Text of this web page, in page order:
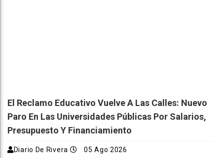
El Reclamo Educativo Vuelve A Las Calles: Nuevo
Paro En Las Universidades Públicas Por Salarios,
Presupuesto Y Financiamiento
Diario De Rivera 05 Ago 2026